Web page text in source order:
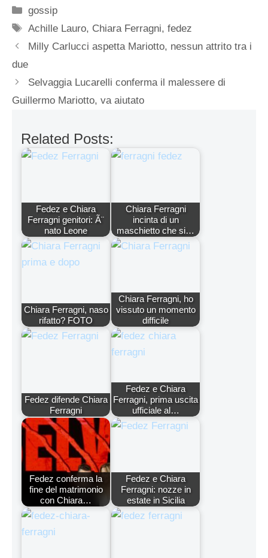
Categorie
gossip
Tag
Achille Lauro, Chiara Ferragni,fedez
Milly Carlucci aspetta Mariotto, nessun attrito tra i
due
Selvaggia Lucarelli conferma il malessere di
Guillermo Mariotto, va aiutato
Related Posts:
Fedez e Chiara
Ferragni genitori: Ã¨
nato Leone
Chiara Ferragni
incinta di un
maschietto che si…
Chiara Ferragni, naso
rifatto? FOTO
Chiara Ferragni, ho
vissuto un momento
difficile
Fedez difende Chiara
Ferragni
Fedez e Chiara
Ferragni, prima uscita
ufficiale al…
Fedez conferma la
fine del matrimonio
con Chiara…
Fedez e Chiara
Ferragni: nozze in
estate in Sicilia